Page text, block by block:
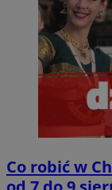
Co robić w